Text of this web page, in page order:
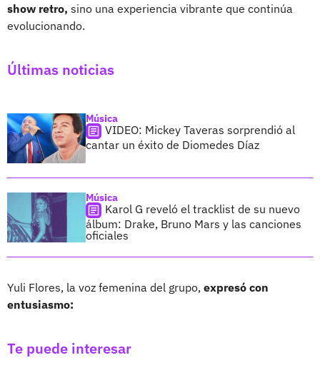
show retro, sino una experiencia vibrante que continúa
evolucionando.
Últimas noticias
Música
VIDEO: Mickey Taveras sorprendió al
cantar un éxito de Diomedes Díaz
Música
Karol G reveló el tracklist de su nuevo
álbum: Drake, Bruno Mars y las canciones
oficiales
Yuli Flores, la voz femenina del grupo, expresó con
entusiasmo:
Te puede interesar